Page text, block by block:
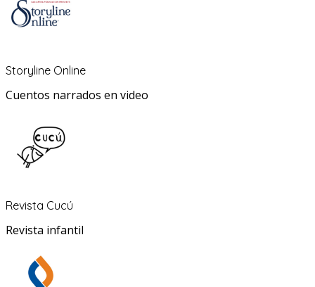
Storyline Online
Cuentos narrados en video
Revista Cucú
Revista infantil